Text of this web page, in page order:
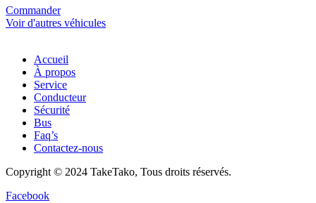
Commander
Voir d'autres véhicules
Accueil
À propos
Service
Conducteur
Sécurité
Bus
Faq’s
Contactez-nous
Copyright © 2024 TakeTako, Tous droits réservés.
Facebook